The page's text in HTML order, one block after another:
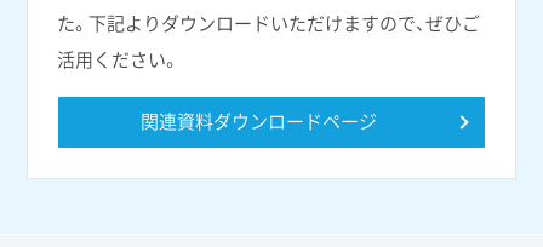
た。下記よりダウンロードいただけますので、ぜひご
活用ください。
関連資料ダウンロードページ